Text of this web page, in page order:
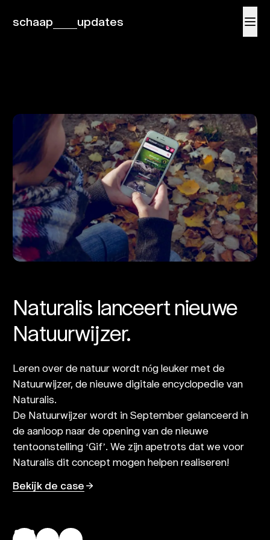
schaap updates
Naturalis lanceert nieuwe
Natuurwijzer.
Leren over de natuur wordt nóg leuker met de
Natuurwijzer, de nieuwe digitale encyclopedie van
Naturalis.
De Natuurwijzer wordt in September gelanceerd in
de aanloop naar de opening van de nieuwe
tentoonstelling ‘Gif’. We zijn apetrots dat we voor
Naturalis dit concept mogen helpen realiseren!
Bekijk de case